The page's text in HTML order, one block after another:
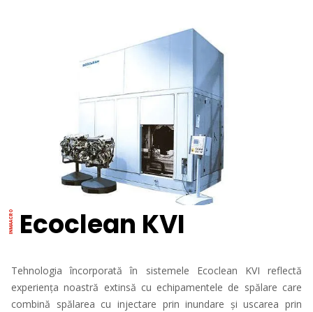
Ecoclean KVI
Tehnologia încorporată în sistemele Ecoclean KVI reflectă
experiența noastră extinsă cu echipamentele de spălare care
combină spălarea cu injectare prin inundare și uscarea prin